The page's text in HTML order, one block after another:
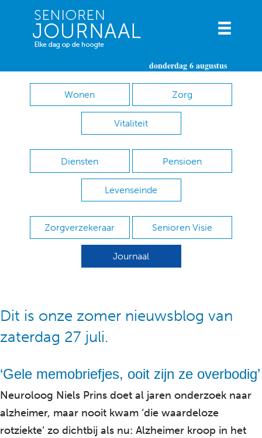
donderdag 6 augustus
Wonen Zorg
Vitaliteit
Diensten Pensioen
Levenseinde
Zorgverzekeraar Senioren Visie
Journaal
Dit is onze zomer nieuwsblog van
zaterdag 27 juli.
‘Gele memobriefjes, ooit zijn ze overbodig’
Neuroloog Niels Prins doet al jaren onderzoek naar
alzheimer, maar nooit kwam ‘die waardeloze
rotziekte’ zo dichtbij als nu: Alzheimer kroop in het